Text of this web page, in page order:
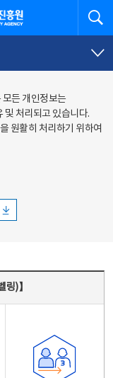
든 개인정보는
및 처리되고 있습니다.
원활히 처리하기 위하여
링)】